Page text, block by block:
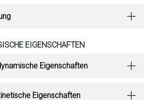
EIGENSCHAFTEN
Eigenschaften
Eigenschaften